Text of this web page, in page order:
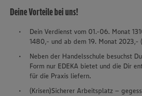
Deine Vorteile bei uns!
Dein Verdienst vom 01.-06. Monat
1480,- und ab dem 19. Monat
Neben der Handelsschule besuchst
Form nur EDEKA bietet und die Dir
für die Praxis liefern.
(Krisen)Sicherer Arbeitsplatz –